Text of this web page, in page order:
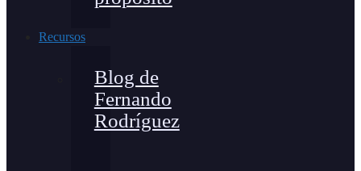
Recursos
Blog de
Fernando
Rodríguez